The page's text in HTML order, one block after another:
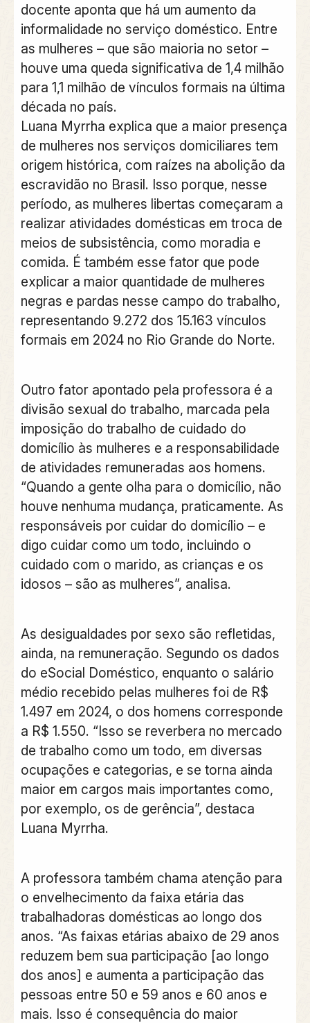
docente aponta que há um aumento da
informalidade no serviço doméstico. Entre
as mulheres – que são maioria no setor –
houve uma queda significativa de 1,4 milhão
para 1,1 milhão de vínculos formais na última
década no país.
Luana Myrrha explica que a maior presença
de mulheres nos serviços domiciliares tem
origem histórica, com raízes na abolição da
escravidão no Brasil. Isso porque, nesse
período, as mulheres libertas começaram a
realizar atividades domésticas em troca de
meios de subsistência, como moradia e
comida. É também esse fator que pode
explicar a maior quantidade de mulheres
negras e pardas nesse campo do trabalho,
representando 9.272 dos 15.163 vínculos
formais em 2024 no Rio Grande do Norte.
Outro fator apontado pela professora é a
divisão sexual do trabalho, marcada pela
imposição do trabalho de cuidado do
domicílio às mulheres e a responsabilidade
de atividades remuneradas aos homens.
“Quando a gente olha para o domicílio, não
houve nenhuma mudança, praticamente. As
responsáveis por cuidar do domicílio – e
digo cuidar como um todo, incluindo o
cuidado com o marido, as crianças e os
idosos – são as mulheres”, analisa.
As desigualdades por sexo são refletidas,
ainda, na remuneração. Segundo os dados
do eSocial Doméstico, enquanto o salário
médio recebido pelas mulheres foi de R$
1.497 em 2024, o dos homens corresponde
a R$ 1.550. “Isso se reverbera no mercado
de trabalho como um todo, em diversas
ocupações e categorias, e se torna ainda
maior em cargos mais importantes como,
por exemplo, os de gerência”, destaca
Luana Myrrha.
A professora também chama atenção para
o envelhecimento da faixa etária das
trabalhadoras domésticas ao longo dos
anos. “As faixas etárias abaixo de 29 anos
reduzem bem sua participação [ao longo
dos anos] e aumenta a participação das
pessoas entre 50 e 59 anos e 60 anos e
mais. Isso é consequência do maior